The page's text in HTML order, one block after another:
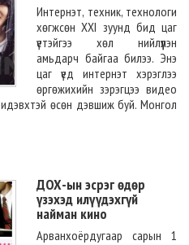
Интернэт, техник, технологи
хөгжсөн XXI зуунд бид цаг
үетэйгээ хөл нийлүүлэн
амьдарч байгаа билээ. Энэ
цаг үед интернэт хэрэглээ
өргөжихийн зэрэгцээ видео
өсөн дэвшиж буй. Монгол
ДОХ-ын эсрэг өдөр
үзэхэд илүүдэхгүй
найман кино
Арванхоёрдугаар сарын 1